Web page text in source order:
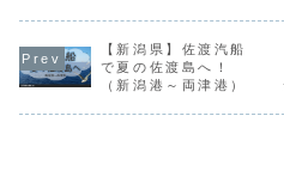
お店。テイクアウ
トのプレミアムコ
ーヒーフロートが
猛絶品！ コーヒ
間のコースを紹
介。３日目はた
い舟、砂金採り
験、佐渡乳業、
【新潟県】佐渡汽船
で夏の佐渡島へ！
（新潟港～両津港）